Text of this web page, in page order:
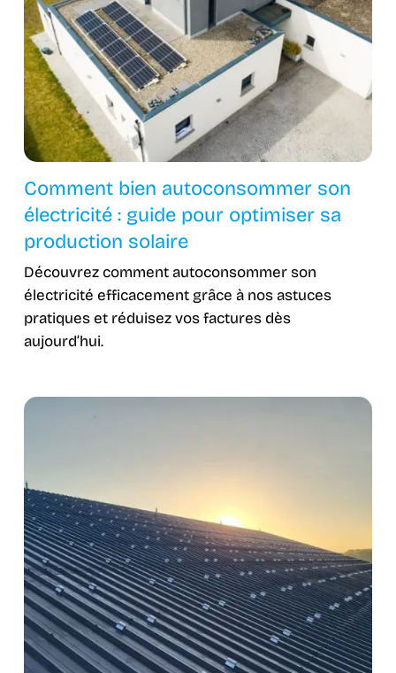
Comment bien autoconsommer son
électricité : guide pour optimiser sa
production solaire
Découvrez comment autoconsommer son
électricité efficacement grâce à nos astuces
pratiques et réduisez vos factures dès
aujourd’hui.